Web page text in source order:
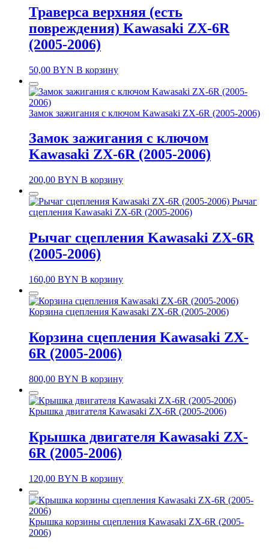
Траверса верхняя (есть
повреждения) Kawasaki ZX-6R
(2005-2006)
50,00 BYN В корзину
Замок зажигания с ключом Kawasaki ZX-6R (2005-2006)
Замок зажигания с ключом
Kawasaki ZX-6R (2005-2006)
200,00 BYN В корзину
Рычаг
сцепления Kawasaki ZX-6R (2005-2006)
Рычаг сцепления Kawasaki ZX-6R
(2005-2006)
160,00 BYN В корзину
Корзина сцепления Kawasaki ZX-6R (2005-2006)
Корзина сцепления Kawasaki ZX-
6R (2005-2006)
800,00 BYN В корзину
Крышка двигателя Kawasaki ZX-6R (2005-2006)
Крышка двигателя Kawasaki ZX-
6R (2005-2006)
120,00 BYN В корзину
Крышка корзины сцепления Kawasaki ZX-6R (2005-
2006)